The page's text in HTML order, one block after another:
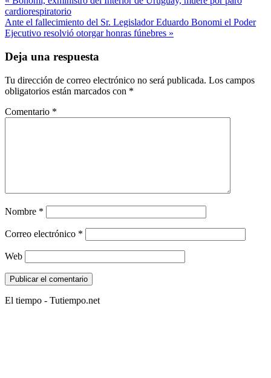
de
entradas
cardiorespiratorio
Ante el fallecimiento del Sr. Legislador Eduardo Bonomi el Poder
Ejecutivo resolvió otorgar honras fúnebres »
Deja una respuesta
Tu dirección de correo electrónico no será publicada. Los campos
obligatorios están marcados con *
Comentario *
Nombre *
Correo electrónico *
Web
El tiempo - Tutiempo.net